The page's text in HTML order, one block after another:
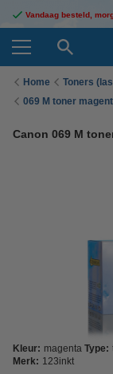
Vandaag besteld,
Home Toners
069 M toner
Canon 069 M
Kleur: magenta Type:
Merk: 123inkt